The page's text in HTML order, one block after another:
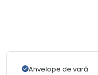
Anvelope de vară